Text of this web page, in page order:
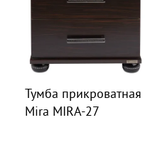
Тумба прикроватная
Mira MIRA-27